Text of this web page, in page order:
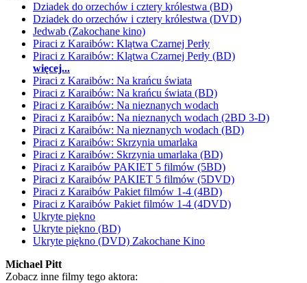
Dziadek do orzechów i cztery królestwa (BD)
Dziadek do orzechów i cztery królestwa (DVD)
Jedwab (Zakochane kino)
Piraci z Karaibów: Klątwa Czarnej Perły
Piraci z Karaibów: Klątwa Czarnej Perły (BD)
więcej...
Piraci z Karaibów: Na krańcu świata
Piraci z Karaibów: Na krańcu świata (BD)
Piraci z Karaibów: Na nieznanych wodach
Piraci z Karaibów: Na nieznanych wodach (2BD 3-D)
Piraci z Karaibów: Na nieznanych wodach (BD)
Piraci z Karaibów: Skrzynia umarlaka
Piraci z Karaibów: Skrzynia umarlaka (BD)
Piraci z Karaibów PAKIET 5 filmów (5BD)
Piraci z Karaibów PAKIET 5 filmów (5DVD)
Piraci z Karaibów Pakiet filmów 1-4 (4BD)
Piraci z Karaibów Pakiet filmów 1-4 (4DVD)
Ukryte piękno
Ukryte piękno (BD)
Ukryte piękno (DVD) Zakochane Kino
Michael Pitt
Zobacz inne filmy tego aktora: